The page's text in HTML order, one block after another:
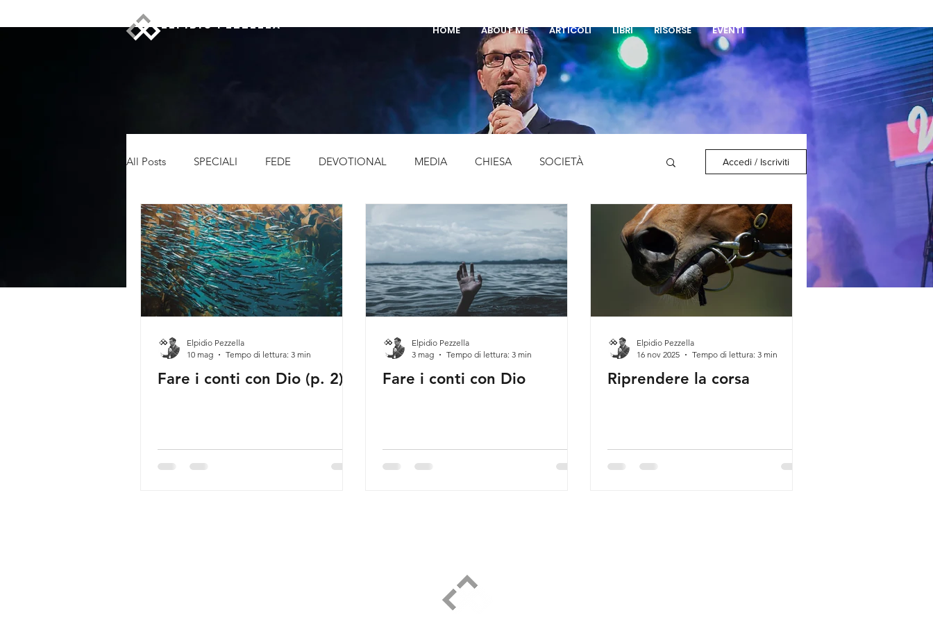
ELPIDIO PEZZELLA HOME ABOUT ME ARTICOLI LIBRI RISORSE EVENTI
All Posts SPECIALI FEDE DEVOTIONAL MEDIA CHIESA SOCIETÀ
LEADERSHIP RECENSIONI EVENTI
CRONACA NEWS DISCEPOLATO PENTECOSTALI CURIOSITA'
Accedi / Iscriviti
Fare i conti con Dio (p. 2)
Elpidio Pezzella
10 mag
Tempo di lettura: 3 min
Fare i conti con Dio
Elpidio Pezzella
3 mag
Tempo di lettura: 3 min
Riprendere la corsa
Elpidio Pezzella
16 nov 2025
Tempo di lettura: 3 min